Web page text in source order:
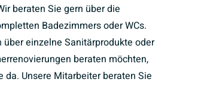
beraten Sie gern über die
Badezimmers oder WCs.
über einzelne Sanitärprodukte oder
beraten möchten,
da. Unsere Mitarbeiter beraten Sie